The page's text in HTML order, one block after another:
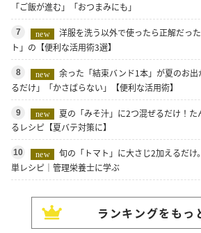
「ご飯が進む」「おつまみにも」
7 new
洋服を洗う以外で使ったら正解だっ
ト」の【便利な活用術3選】
8 new
余った「結束バンド1本」が夏のお
るだけ」「かさばらない」【便利な活用術】
9 new
夏の「みそ汁」に2つ混ぜるだけ！
るレシピ【夏バテ対策に】
10 new
旬の「トマト」に大さじ2加えるだ
単レシピ｜管理栄養士に学ぶ
ランキングをもっ